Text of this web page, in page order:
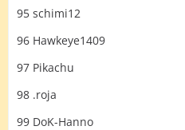
95 schimi12
96 Hawkeye1409
97 Pikachu
98 .roja
99 DoK-Hanno